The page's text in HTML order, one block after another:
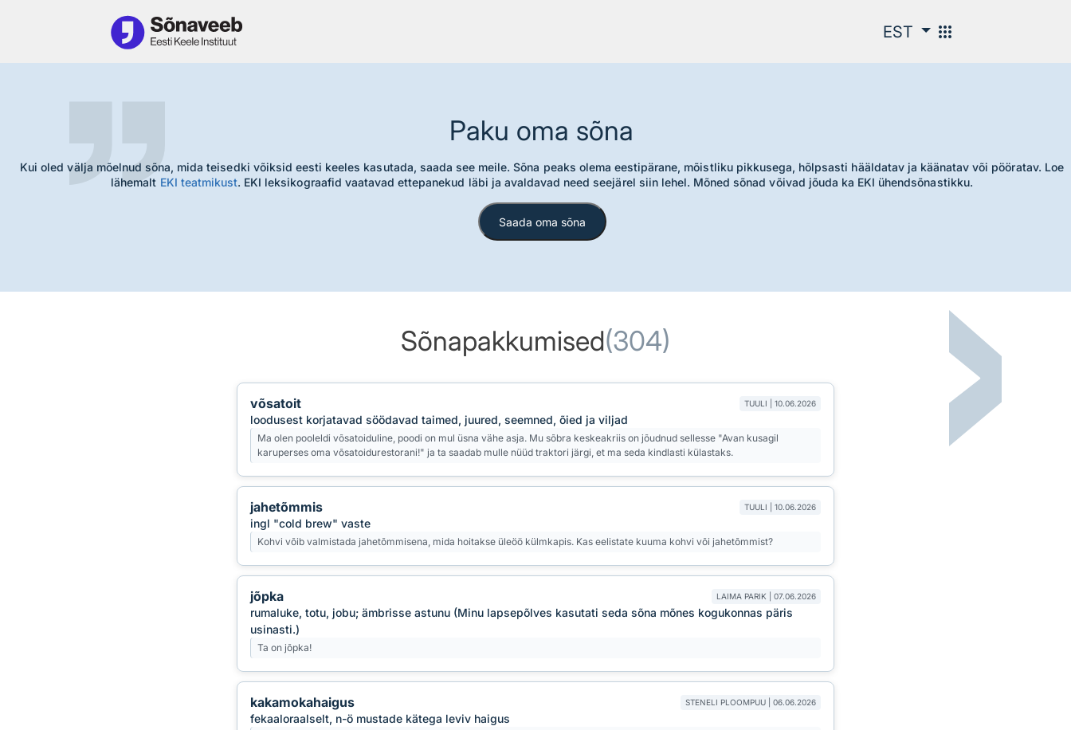
EST apps
Paku oma sõna
Kui oled välja mõelnud sõna, mida teisedki võiksid eesti keeles kasutada, saada see meile. Sõna peaks olema eestipärane, mõistliku pikkusega, hõlpsasti hääldatav ja käänatav või pööratav. Loe
lähemalt EKI teatmikust. EKI leksikograafid vaatavad ettepanekud läbi ja avaldavad need seejärel siin lehel. Mõned sõnad võivad jõuda ka EKI ühendsõnastikku.
Saada oma sõna
Sõnapakkumised(304)
võsatoit TUULI | 10.06.2026
loodusest korjatavad söödavad taimed, juured, seemned, õied ja viljad
Ma olen pooleldi võsatoiduline, poodi on mul üsna vähe asja. Mu sõbra keskeakriis on jõudnud sellesse "Avan kusagil
karuperses oma võsatoidurestorani!" ja ta saadab mulle nüüd traktori järgi, et ma seda kindlasti külastaks.
jahetõmmis TUULI | 10.06.2026
ingl "cold brew" vaste
Kohvi võib valmistada jahetõmmisena, mida hoitakse üleöö külmkapis. Kas eelistate kuuma kohvi või jahetõmmist?
jõpka LAIMA PARIK | 07.06.2026
rumaluke, totu, jobu; ämbrisse astunu (Minu lapsepõlves kasutati seda sõna mõnes kogukonnas päris
usinasti.)
Ta on jõpka!
kakamokahaigus STENELI PLOOMPUU | 06.06.2026
fekaaloraalselt, n-ö mustade kätega leviv haigus